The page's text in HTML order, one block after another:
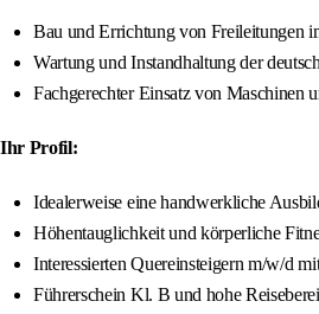
Bau und Errichtung von Freileitungen
Wartung und Instandhaltung der
Fachgerechter Einsatz von Maschinen
Ihr Profil:
Idealerweise eine handwerkliche
Höhentauglichkeit und körperliche
Interessierten Quereinsteigern m/w/d
Führerschein Kl. B und hohe